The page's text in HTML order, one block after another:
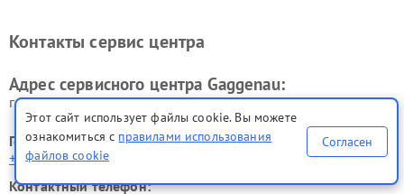
Контакты сервис центра
Адрес сервисного центра Gaggenau:
г. Новокузнецк, ул. Ленина, 2
Горячая линия:
+7 (800) 301-55-83
Контактный телефон:
Этот сайт использует файлы cookie. Вы можете
ознакомиться с правилами использования
файлов cookie
Согласен